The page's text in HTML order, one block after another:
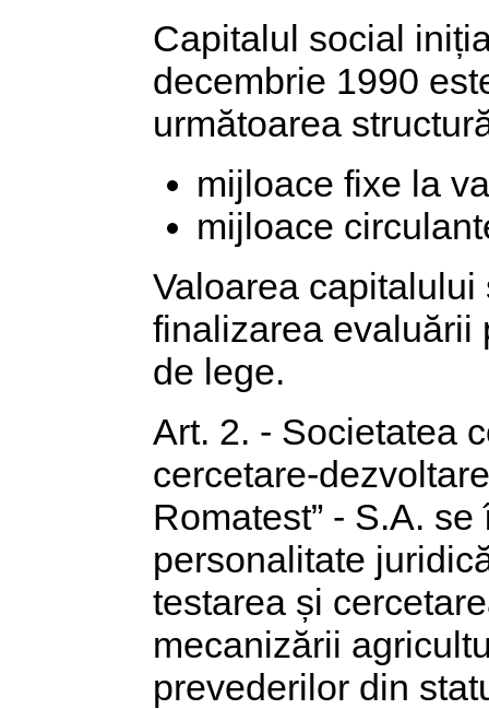
Capitalul social
decembrie 1990
următoarea
mijloace fixe la
mijloace
Valoarea
finalizarea evaluării
de lege.
Art. 2. - Societatea
cercetare-
Romatest” - S.A.
personalitate
testarea și
mecanizării
prevederilor din